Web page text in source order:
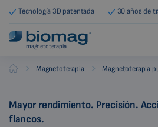
Tecnología 3D patentada 30 años de
magnetoterapia
Biomag Magnetoterapia Magnetoterapia
Mayor rendimiento. Precisión.
flancos.